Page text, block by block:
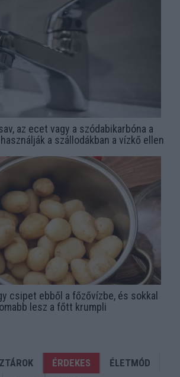
az ecet vagy a szódabikarbóna a
a szállodákban a vízkő ellen
csipet ebből a főzővízbe, és sokkal
lesz a főtt krumpli
ÉRDEKES
ÉLETMÓD